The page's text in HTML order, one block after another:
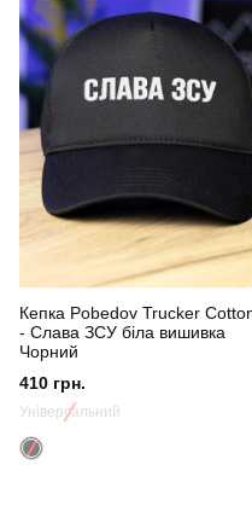
Призначення
Стать
Стиль
Сезон
Матеріал
Кепка Pobedov Trucker
- Слава ЗСУ біла вишивка
Чорний
410 грн.
Універсальний